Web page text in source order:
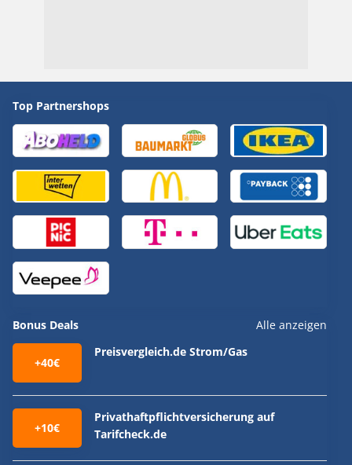
Top Partnershops
Bonus Deals Alle anzeigen
+40€
Preisvergleich.de Strom/Gas
+10€
Privathaftpflichtversicherung auf
Tarifcheck.de